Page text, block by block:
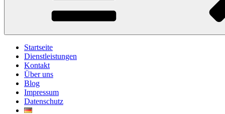
Startseite
Dienstleistungen
Kontakt
Über uns
Blog
Impressum
Datenschutz